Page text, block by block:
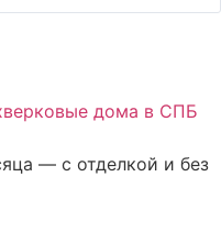
дома в СПБ
— с отделкой и без